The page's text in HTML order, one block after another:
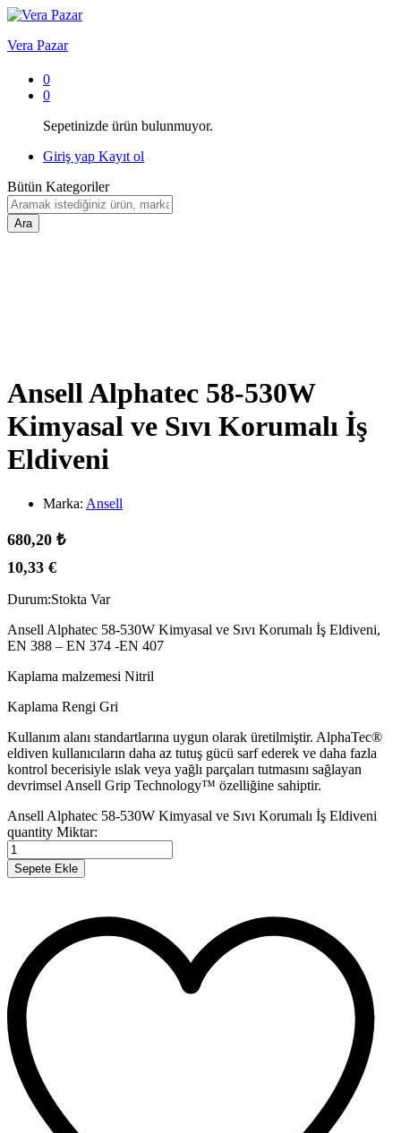
Vera Pazar
0
0
Sepetinizde ürün bulunmuyor.
Giriş yap Kayıt ol
Bütün Kategoriler
Ara
Ansell Alphatec 58-530W
Kimyasal ve Sıvı Korumalı İş
Eldiveni
Marka: Ansell
680,20 ₺
10,33 €
Durum:Stokta Var
Ansell Alphatec 58-530W Kimyasal ve Sıvı Korumalı İş Eldiveni,
EN 388 – EN 374 -EN 407
Kaplama malzemesi Nitril
Kaplama Rengi Gri
Kullanım alanı standartlarına uygun olarak üretilmiştir. AlphaTec®
eldiven kullanıcıların daha az tutuş gücü sarf ederek ve daha fazla
kontrol becerisiyle ıslak veya yağlı parçaları tutmasını sağlayan
devrimsel Ansell Grip Technology™ özelliğine sahiptir.
Ansell Alphatec 58-530W Kimyasal ve Sıvı Korumalı İş Eldiveni
quantity Miktar:
Sepete Ekle